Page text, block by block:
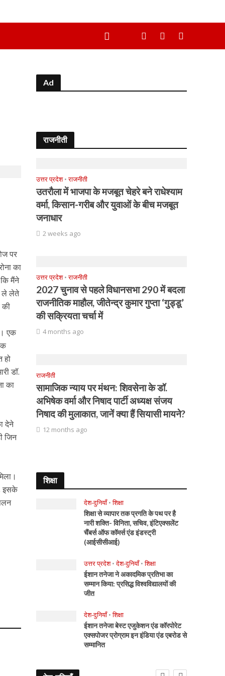
पर
का
मैंने
ले लेते
की
एक
हो
डॉ.
का
देने
जिन
इसके
Ad
राजनीती
उत्तर प्रदेश • राजनीती
उतरौला में भाजपा के मजबूत चेहरे बने राधेश्याम
वर्मा, किसान-गरीब और युवाओं के बीच मजबूत
जनाधार
2 weeks ago
उत्तर प्रदेश • राजनीती
2027 चुनाव से पहले विधानसभा 290 में बदला
राजनीतिक माहौल, जीतेन्द्र कुमार गुप्ता ‘गुड्डू’
की सक्रियता चर्चा में
4 months ago
राजनीती
सामाजिक न्याय पर मंथन: शिवसेना के डॉ.
अभिषेक वर्मा और निषाद पार्टी अध्यक्ष संजय
निषाद की मुलाकात, जानें क्या हैं सियासी मायने?
12 months ago
शिक्षा
देश-दुनियाँ • शिक्षा
शिक्षा से व्यापार तक प्रगति के पथ पर है
नारी शक्ति- विनिता, सचिव, इंटिएक्सलेंट
चैंबर्स ऑफ कॉमर्स एंड इंडस्ट्री
(आईसीसीआई)
उत्तर प्रदेश • देश-दुनियाँ • शिक्षा
ईशान तनेजा ने अकादमिक प्रतिभा का
सम्मान किया: प्रसिद्ध विश्वविद्यालयों की
जीत
देश-दुनियाँ • शिक्षा
ईशान तनेजा बेस्ट एजुकेशन एंड कॉरपोरेट
एक्सपोजर प्रोग्राम इन इंडिया एंड एबरोड से
सम्मानित